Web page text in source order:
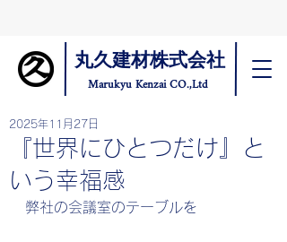
丸久建材株式会社
Marukyu Kenzai CO.,Ltd
『世界にひとつだけ』と
いう幸福感
2025年11月27日
弊社の会議室のテーブルを